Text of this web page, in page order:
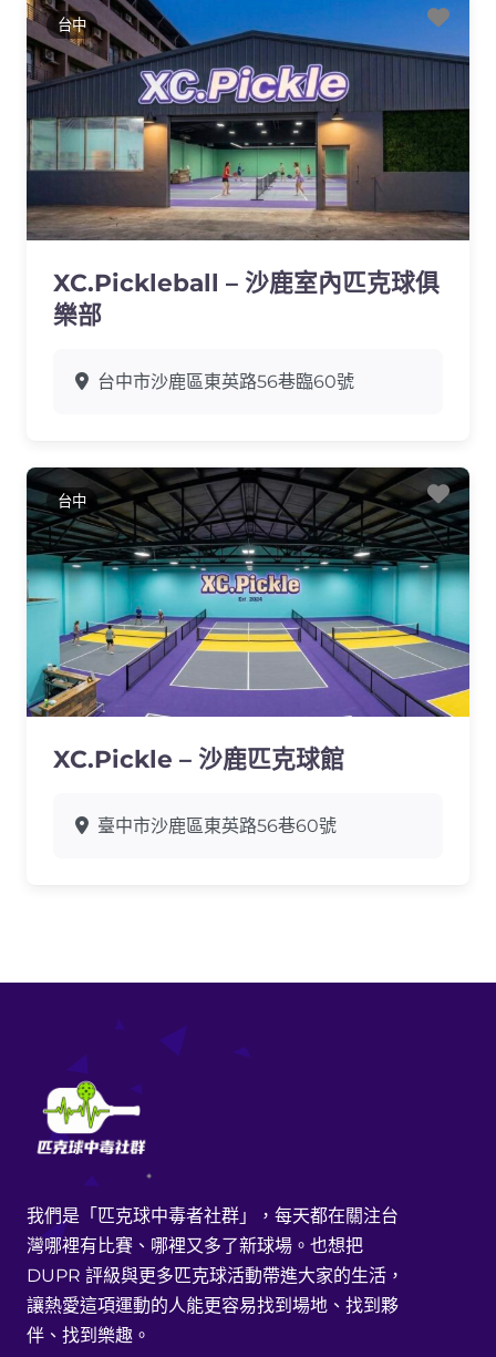
台中
XC.Pickleball – 沙鹿室內匹克球俱
樂部
台中市沙鹿區東英路56巷臨60號
台中
XC.Pickle – 沙鹿匹克球館
臺中市沙鹿區東英路56巷60號
我們是「匹克球中毒者社群」，每天都在關注台
灣哪裡有比賽、哪裡又多了新球場。也想把
DUPR 評級與更多匹克球活動帶進大家的生活，
讓熱愛這項運動的人能更容易找到場地、找到夥
伴、找到樂趣。